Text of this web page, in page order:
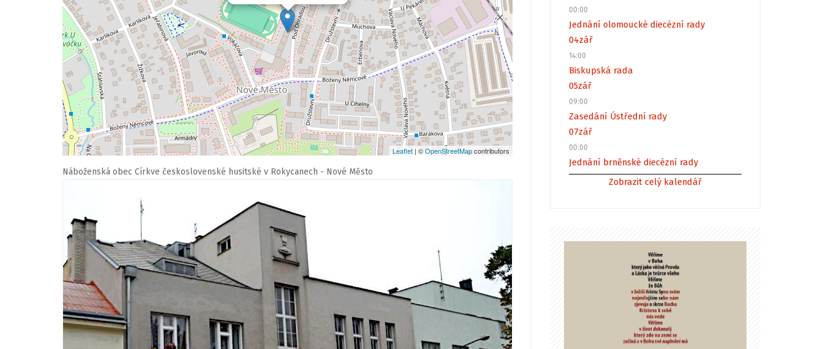
Leaflet | ©OpenStreetMapcontributors
Náboženská obec Církve československé husitské v Rokycanech - Nové Město
00:00
Jednání olomoucké diecézní rady
04zář
14:00
Biskupská rada
05zář
09:00
Zasedání Ústřední rady
07zář
00:00
Jednání brněnské diecézní rady
Zobrazit celý kalendář